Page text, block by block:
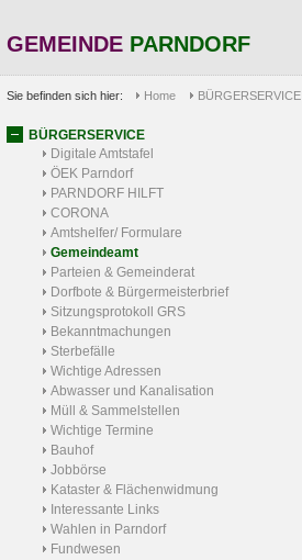
GEMEINDE PARNDORF
Sie befinden sich hier: Home BÜRGERSERVICE
BÜRGERSERVICE
Digitale Amtstafel
ÖEK Parndorf
PARNDORF HILFT
CORONA
Amtshelfer/ Formulare
Gemeindeamt
Parteien & Gemeinderat
Dorfbote & Bürgermeisterbrief
Sitzungsprotokoll GRS
Bekanntmachungen
Sterbefälle
Wichtige Adressen
Abwasser und Kanalisation
Müll & Sammelstellen
Wichtige Termine
Bauhof
Jobbörse
Kataster & Flächenwidmung
Interessante Links
Wahlen in Parndorf
Fundwesen